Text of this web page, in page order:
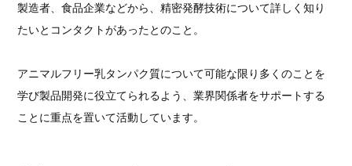
製造者、食品企業などから、精密発酵技術について詳しく知り
たいとコンタクトがあったとのこと。
アニマルフリー乳タンパク質について可能な限り多くのことを
学び製品開発に役立てられるよう、業界関係者をサポートする
ことに重点を置いて活動しています。